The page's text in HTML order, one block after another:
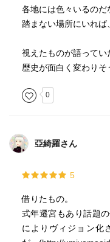
各地には色々いるのだ
踏まない場所にいれば
視えたものが語ってい
歴史が面白く変わりそ
0
亞綺羅さん
5
借りたもの。
式年遷宮もあり話題
によりヴィジョン化